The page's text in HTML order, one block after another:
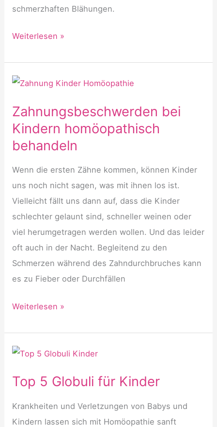
schmerzhaften Blähungen.
Drei-
homöopathisch
Weiterlesen »
Zahnungsbeschwerden bei
Kindern homöopathisch
behandeln
Wenn die ersten Zähne kommen, können Kinder
uns noch nicht sagen, was mit ihnen los ist.
Vielleicht fällt uns dann auf, dass die Kinder
schlechter gelaunt sind, schneller weinen oder
viel herumgetragen werden wollen. Und das leider
oft auch in der Nacht. Begleitend zu den
Schmerzen während des Zahndurchbruches kann
es zu Fieber oder Durchfällen
Zahnungsbeschwerden
homöopathisch
Weiterlesen »
Top 5 Globuli für Kinder
Krankheiten und Verletzungen von Babys und
Kindern lassen sich mit Homöopathie sanft